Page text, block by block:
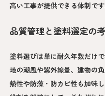
高い工事が提供できる体制です
品質管理と塗料選定の
塗料選びは単に耐久年数だけ
地の潮風や紫外線量、建物の
熱性や防藻・防カビ性も加味